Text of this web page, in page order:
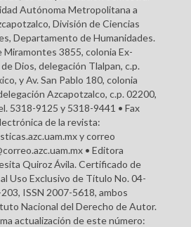
Autónoma Metropolitana a
División de Ciencias
Departamento de Humanidades.
Miramontes 3855, colonia Ex-
Dios, delegación Tlalpan, c.p.
y Av. San Pablo 180, colonia
Azcapotzalco, c.p. 02200,
5318-9125 y 5318-9441 • Fax
de la revista:
y correo
• Editora
Quiroz Ávila. Certificado de
Uso Exclusivo de Título No. 04-
ISSN 2007-5618, ambos
Nacional del Derecho de Autor.
actualización de este número: